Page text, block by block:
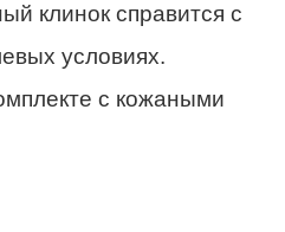
клинок справится с
условиях.
с кожаными